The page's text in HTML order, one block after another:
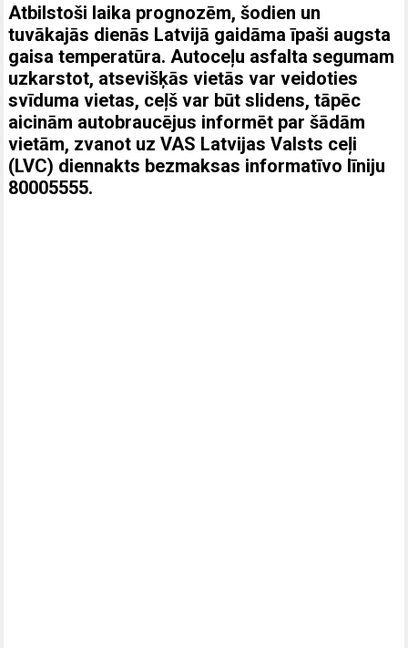
Atbilstoši laika prognozēm, šodien un
tuvākajās dienās Latvijā gaidāma īpaši augsta
gaisa temperatūra. Autoceļu asfalta segumam
uzkarstot, atsevišķās vietās var veidoties
svīduma vietas, ceļš var būt slidens, tāpēc
aicinām autobraucējus informēt par šādām
vietām, zvanot uz VAS Latvijas Valsts ceļi
(LVC) diennakts bezmaksas informatīvo līniju
80005555.